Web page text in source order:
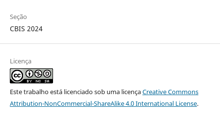
Seção
CBIS 2024
Licença
Este trabalho está licenciado sob uma licençaCreative Commons
Attribution-NonCommercial-ShareAlike 4.0 International License.